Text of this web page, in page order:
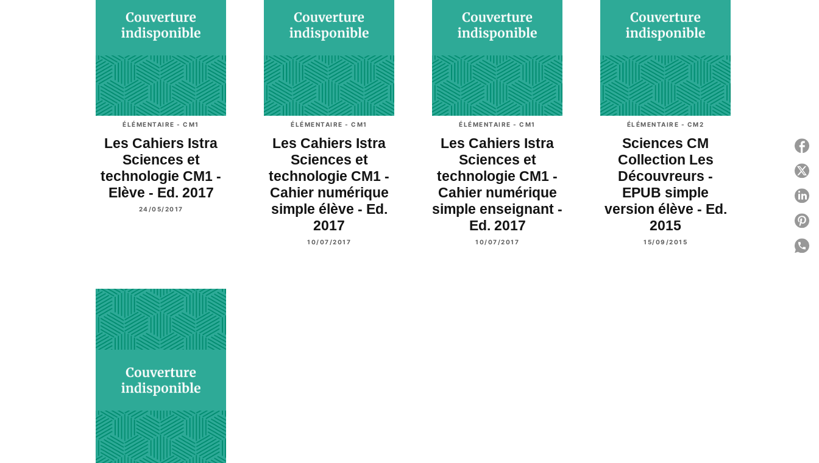
ÉLÉMENTAIRE - CM1
Les Cahiers Istra
Sciences et
technologie CM1 -
Elève - Ed. 2017
24/05/2017
ÉLÉMENTAIRE - CM1
Les Cahiers Istra
Sciences et
technologie CM1 -
Cahier numérique
simple élève - Ed.
2017
10/07/2017
ÉLÉMENTAIRE - CM1
Les Cahiers Istra
Sciences et
technologie CM1 -
Cahier numérique
simple enseignant -
Ed. 2017
10/07/2017
ÉLÉMENTAIRE - CM2
Sciences CM
Collection Les
Découvreurs -
EPUB simple
version élève - Ed.
2015
15/09/2015